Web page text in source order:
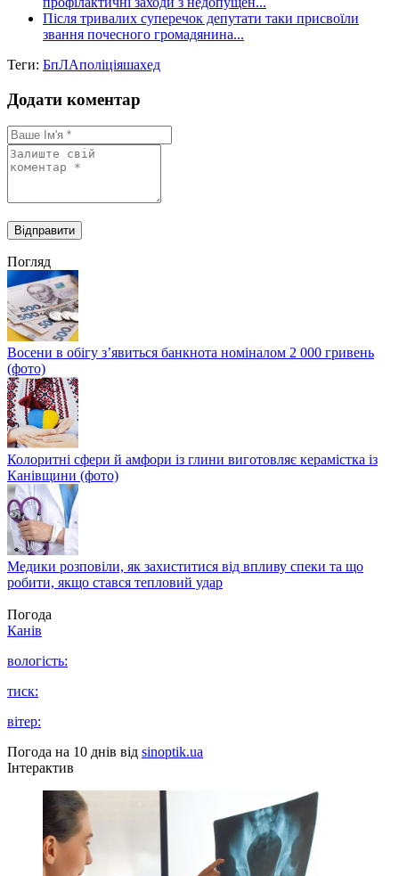
Після тривалих суперечок депутати таки присвоїли
звання почесного громадянина...
Теги: БпЛАполіціяшахед
Додати коментар
Погляд
Восени в обігу з’явиться банкнота номіналом 2 000 гривень
(фото)
Колоритні сфери й амфори із глини виготовляє керамістка із
Канівщини (фото)
Медики розповіли, як захиститися від впливу спеки та що
робити, якщо стався тепловий удар
Погода
Канів
вологість:
тиск:
вітер:
Погода на 10 днів від sinoptik.ua
Інтерактив